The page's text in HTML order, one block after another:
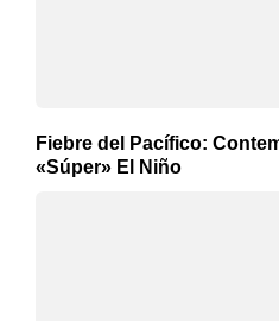
Fiebre del Pacífico:
«Súper» El Niño